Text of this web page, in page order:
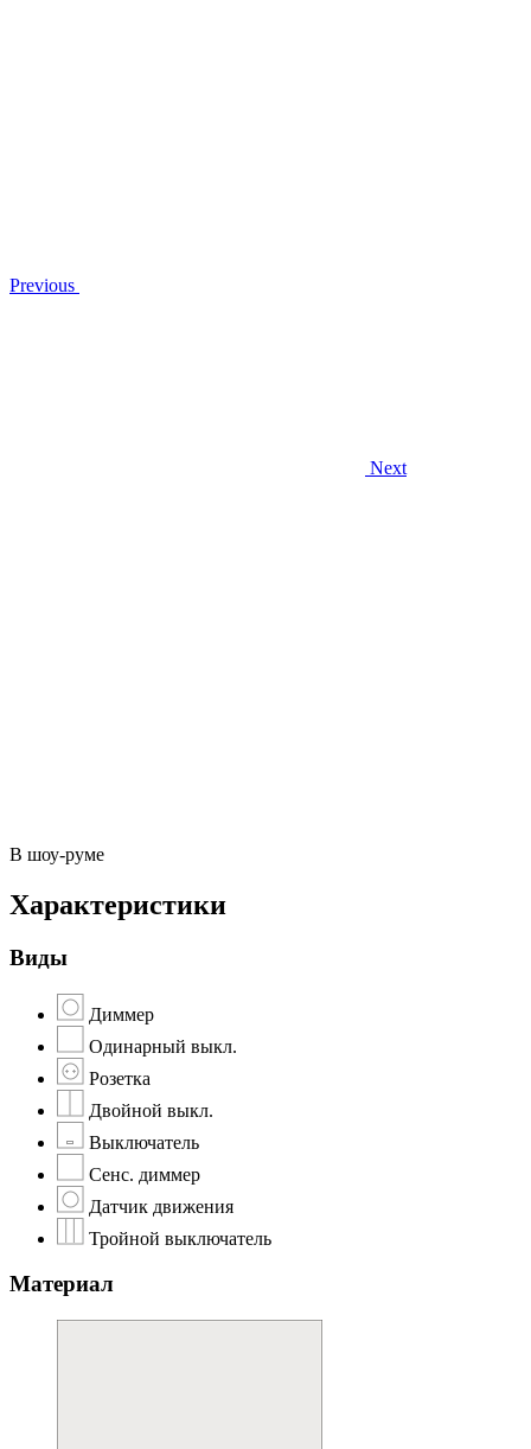
Previous
Next
В шоу-руме
Характеристики
Виды
Диммер
Одинарный выкл.
Розетка
Двойной выкл.
Выключатель
Сенс. диммер
Датчик движения
Тройной выключатель
Материал